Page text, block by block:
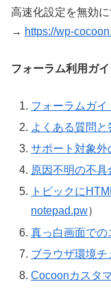
高速化設定を無効に
→ https://wp-
フォーラム利用ガ
フォーラムガイ
よくある質問と
サポート対象外
原因不明の不
トピックに
notepad.pw）
真っ白画面で
ブラウザ環境
Cocoonカスタ